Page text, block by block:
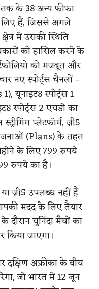
के 38 अन्य फीफा
लिए हैं, जिससे अगले
में उसकी स्थिति
को हासिल करने के
को मजबूत और
नए स्पोर्ट्स चैनलों –
यूनाइट8 स्पोर्ट्स 1
स्पोर्ट्स 2 एचडी का
प्लेटफॉर्म, ज़ी5
(Plans) के तहत
के लिए 799 रुपये
रुपये का है।
ज़ी5 उपलब्ध नहीं हैं
मदद के लिए तैयार
दौरान चुनिंदा मैचों का
किया जाएगा।
दक्षिण अफ्रीका के बीच
जो भारत में 12 जून